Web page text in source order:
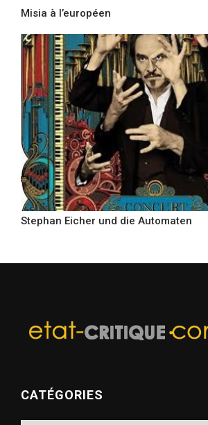
Misia à l’européen
Stephan Eicher und die Automaten
CATÉGORIES